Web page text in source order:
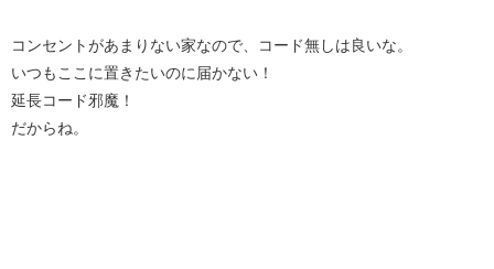
コンセントがあまりない家なので、コード無しは良いな。
いつもここに置きたいのに届かない！
延長コード邪魔！
だからね。